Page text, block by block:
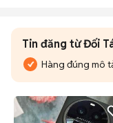
Tin đăng từ Đối
Hàng đúng mô